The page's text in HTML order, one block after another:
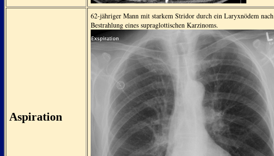
Aspiration
62-jähriger Mann mit starkem Stridor durch ein Laryxnödem nach
Bestrahlung eines supraglottischen Karzinoms.